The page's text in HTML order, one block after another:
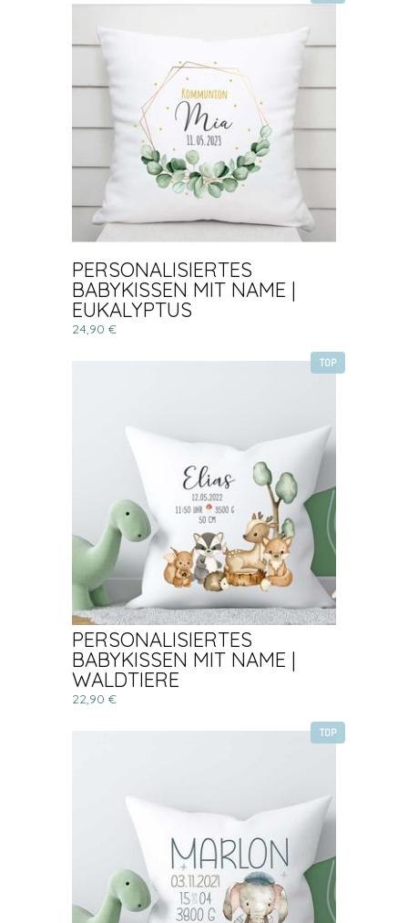
PERSONALISIERTES
BABYKISSEN MIT NAME |
EUKALYPTUS
24,90 €
TOP
PERSONALISIERTES
BABYKISSEN MIT NAME |
WALDTIERE
22,90 €
TOP